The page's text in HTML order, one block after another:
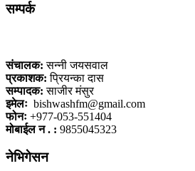
सम्पर्क
संचालक: सन्नी जयसवाल
प्रकाशक: प्रियन्का दास
सम्पादक: साजीर मंसुर
इमेलः bishwashfm@gmail.com
फोनः +977-053-551404
मोबाईल न . : 9855045323
नेभिगेसन